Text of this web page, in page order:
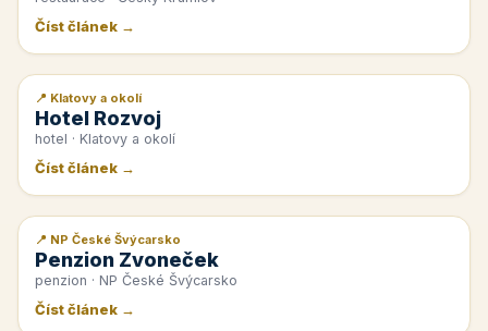
Číst článek →
📰 PR článek
📍 Klatovy a okolí
Hotel Rozvoj
hotel · Klatovy a okolí
Číst článek →
📰 PR článek
📍 NP České Švýcarsko
Penzion Zvoneček
penzion · NP České Švýcarsko
Číst článek →